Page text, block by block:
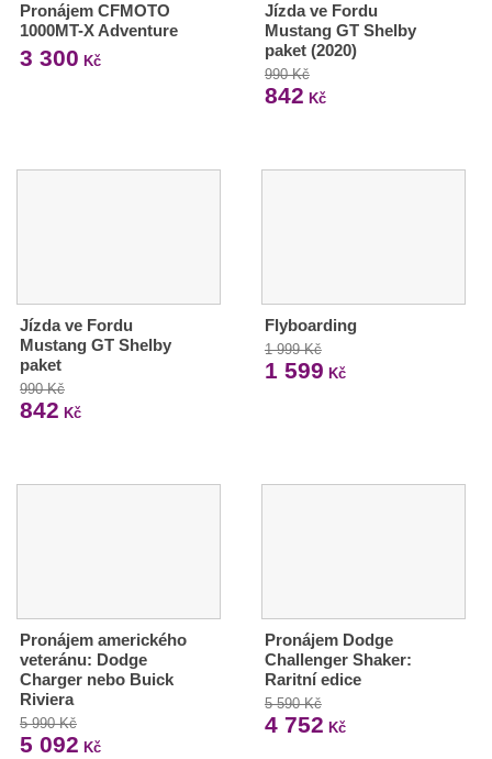
Pronájem CFMOTO
1000MT-X Adventure
3 300 Kč
Jízda ve Fordu
Mustang GT Shelby
paket (2020)
990 Kč
842 Kč
Jízda ve Fordu
Mustang GT Shelby
paket
990 Kč
842 Kč
Flyboarding
1 999 Kč
1 599 Kč
Pronájem amerického
veteránu: Dodge
Charger nebo Buick
Riviera
5 990 Kč
5 092 Kč
Pronájem Dodge
Challenger Shaker:
Raritní edice
5 590 Kč
4 752 Kč